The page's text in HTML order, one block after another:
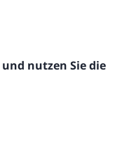
und nutzen Sie die